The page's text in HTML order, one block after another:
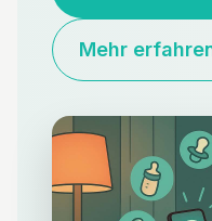
Mehr